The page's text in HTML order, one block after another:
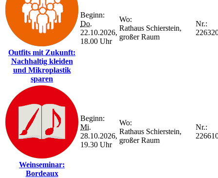
Outfits mit Zukunft:
Nachhaltig kleiden
und Mikroplastik
sparen
Beginn:
Do.
22.10.2026,
18.00 Uhr
Wo:
Rathaus Schierstein,
großer Raum
Nr.:
Weinseminar:
Bordeaux
Beginn:
Mi.
28.10.2026,
19.30 Uhr
Wo:
Rathaus Schierstein,
großer Raum
Nr.: